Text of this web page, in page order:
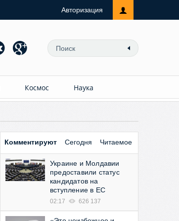
Авторизация
Космос Наука
Комментируют Сегодня Читаемое
Украине и Молдавии
предоставили статус
кандидатов на
вступление в ЕС
02:17 626 137